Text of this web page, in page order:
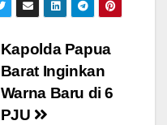
Kapolda Papua
Barat Inginkan
Warna Baru di 6
PJU